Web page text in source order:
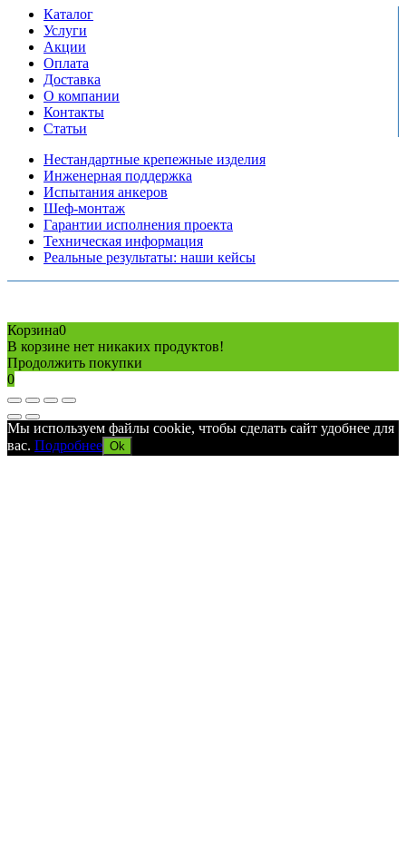
Каталог
Услуги
Акции
Оплата
Доставка
О компании
Контакты
Статьи
Нестандартные крепежные изделия
Инженерная поддержка
Испытания анкеров
Шеф-монтаж
Гарантии исполнения проекта
Техническая информация
Реальные результаты: наши кейсы
Корзина0
В корзине нет никаких продуктов!
Продолжить покупки
0
Мы используем файлы cookie, чтобы сделать сайт удобнее для
вас. Подробнее Ok